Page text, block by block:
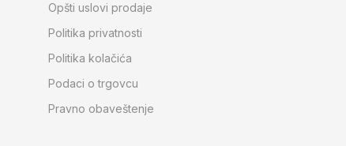
Opšti uslovi prodaje
Politika privatnosti
Politika kolačića
Podaci o trgovcu
Pravno obaveštenje